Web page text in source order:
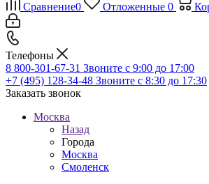
Сравнение0 Отложенные 0
Телефоны
8 800-301-67-31 Звоните с 9:00 до 17:00
+7 (495) 128-34-48 Звоните с 8:30 до 17:30
Заказать звонок
Москва
Назад
Города
Москва
Смоленск